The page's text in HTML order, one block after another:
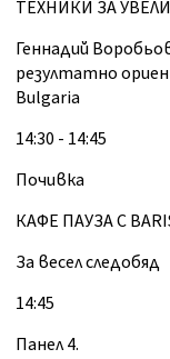
ТЕХНИКИ ЗА
Геннадий
резултатно
Bulgaria
14:30 - 14:45
Почивка
КАФЕ ПАУЗА С
За весел следобяд
14:45
Панел 4.